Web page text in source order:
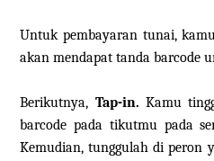
Untuk pembayaran tunai,
akan mendapat tanda barcode
Berikutnya, Tap-in. Kamu
barcode pada tikutmu pada
Kemudian, tunggulah di peron